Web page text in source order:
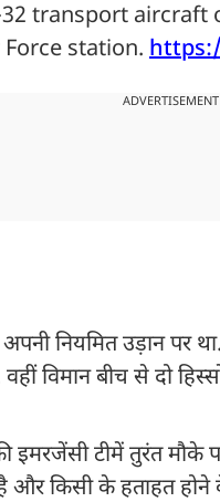
transport
station.
ADVERTISEMENT
नियमित उड़ान पर
बीच से दो
इमरजेंसी टीमें तुरंत
किसी के हताहत होने